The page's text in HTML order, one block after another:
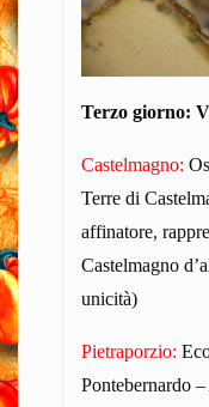
Terzo giorno:
Castelmagno:
Terre di
affinatore,
Castelmagno
unicità)
Pietraporzio:
Pontebernardo